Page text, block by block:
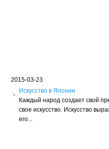
2015-03-23
Искусство в Японии
Каждый народ создает свой
свое искусство. Искусство
его...